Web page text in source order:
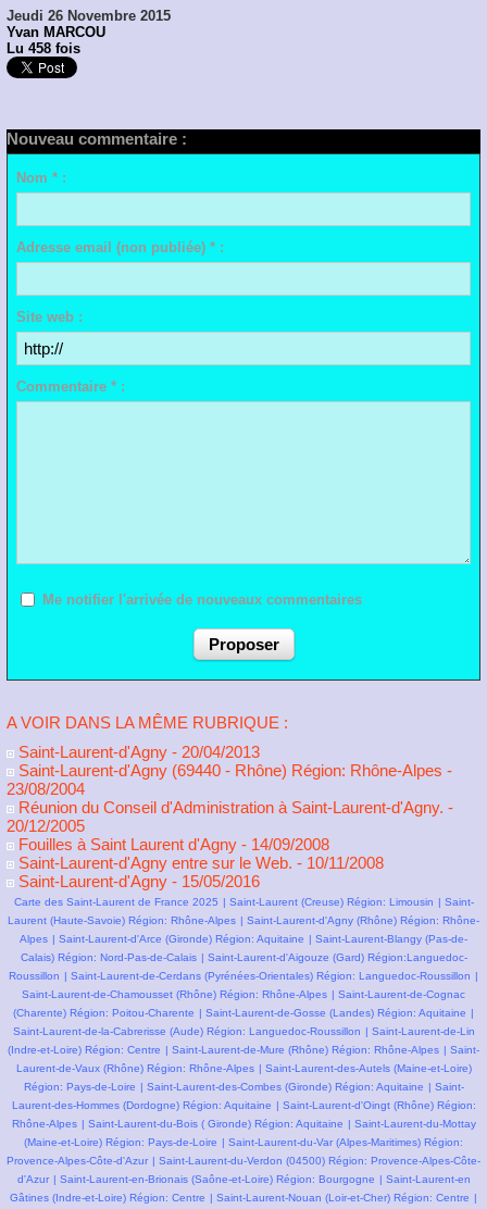
Jeudi 26 Novembre 2015
Yvan MARCOU
Lu 458 fois
Nouveau commentaire :
Nom * :
Adresse email (non publiée) * :
Site web :
Commentaire * :
Me notifier l'arrivée de nouveaux commentaires
A VOIR DANS LA MÊME RUBRIQUE :
Saint-Laurent-d'Agny - 20/04/2013
Saint-Laurent-d'Agny (69440 - Rhône) Région: Rhône-Alpes -
23/08/2004
Réunion du Conseil d'Administration à Saint-Laurent-d'Agny. -
20/12/2005
Fouilles à Saint Laurent d'Agny - 14/09/2008
Saint-Laurent-d'Agny entre sur le Web. - 10/11/2008
Saint-Laurent-d'Agny - 15/05/2016
Carte des Saint-Laurent de France 2025 | Saint-Laurent (Creuse) Région: Limousin | Saint-
Laurent (Haute-Savoie) Région: Rhône-Alpes | Saint-Laurent-d'Agny (Rhône) Région: Rhône-
Alpes | Saint-Laurent-d'Arce (Gironde) Région: Aquitaine | Saint-Laurent-Blangy (Pas-de-
Calais) Région: Nord-Pas-de-Calais | Saint-Laurent-d'Aigouze (Gard) Région:Languedoc-
Roussillon | Saint-Laurent-de-Cerdans (Pyrénées-Orientales) Région: Languedoc-Roussillon |
Saint-Laurent-de-Chamousset (Rhône) Région: Rhône-Alpes | Saint-Laurent-de-Cognac
(Charente) Région: Poitou-Charente | Saint-Laurent-de-Gosse (Landes) Région: Aquitaine |
Saint-Laurent-de-la-Cabrerisse (Aude) Région: Languedoc-Roussillon | Saint-Laurent-de-Lin
(Indre-et-Loire) Région: Centre | Saint-Laurent-de-Mure (Rhône) Région: Rhône-Alpes | Saint-
Laurent-de-Vaux (Rhône) Région: Rhône-Alpes | Saint-Laurent-des-Autels (Maine-et-Loire)
Région: Pays-de-Loire | Saint-Laurent-des-Combes (Gironde) Région: Aquitaine | Saint-
Laurent-des-Hommes (Dordogne) Région: Aquitaine | Saint-Laurent-d'Oingt (Rhône) Région:
Rhône-Alpes | Saint-Laurent-du-Bois ( Gironde) Région: Aquitaine | Saint-Laurent-du-Mottay
(Maine-et-Loire) Région: Pays-de-Loire | Saint-Laurent-du-Var (Alpes-Maritimes) Région:
Provence-Alpes-Côte-d'Azur | Saint-Laurent-du-Verdon (04500) Région: Provence-Alpes-Côte-
d'Azur | Saint-Laurent-en-Brionais (Saône-et-Loire) Région: Bourgogne | Saint-Laurent-en
Gâtines (Indre-et-Loire) Région: Centre | Saint-Laurent-Nouan (Loir-et-Cher) Région: Centre |